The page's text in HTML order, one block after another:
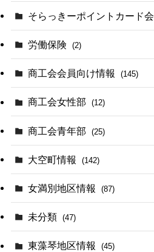
そらっきーポイントカード会
労働保険 (2)
商工会会員向け情報 (145)
商工会女性部 (12)
商工会青年部 (25)
大空町情報 (142)
女満別地区情報 (87)
未分類 (47)
東藻琴地区情報 (45)